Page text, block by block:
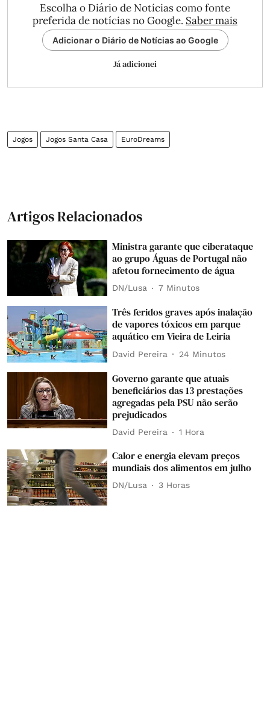
Escolha o Diário de Notícias como fonte
preferida de notícias no Google. Saber mais
Adicionar o Diário de Notícias ao Google
Já adicionei
Jogos Jogos Santa Casa EuroDreams
Artigos Relacionados
Ministra garante que ciberataque
ao grupo Águas de Portugal não
afetou fornecimento de água
DN/Lusa 7 Minutos
Três feridos graves após inalação
de vapores tóxicos em parque
aquático em Vieira de Leiria
David Pereira 24 Minutos
Governo garante que atuais
beneficiários das 13 prestações
agregadas pela PSU não serão
prejudicados
David Pereira 1 Hora
Calor e energia elevam preços
mundiais dos alimentos em julho
DN/Lusa 3 Horas